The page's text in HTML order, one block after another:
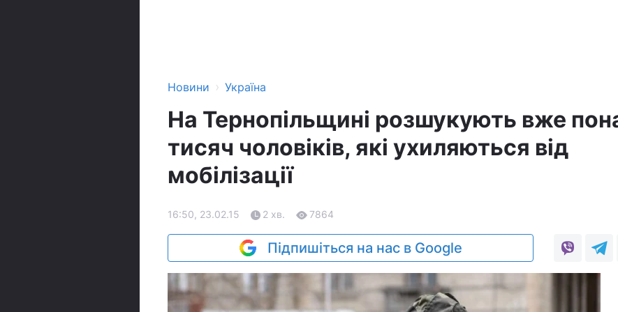
Новини › Україна
На Тернопільщині розшукують вже
тисяч чоловіків, які ухиляються від
мобілізації
16:50, 23.02.15 2 хв. 7864
Підпишіться на нас в Google